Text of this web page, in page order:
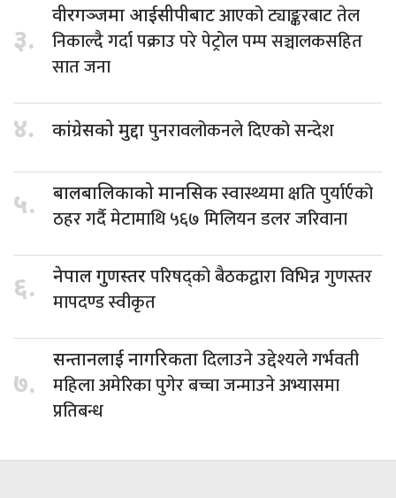
३.
वीरगञ्जमा आईसीपीबाटआएको ट्याङ्करबाट तेल
निकाल्दै गर्दा पक्राउ परे पेट्रोल पम्प सञ्चालकसहित
सात जना
४. कांग्रेसको मुद्दापुनरावलोकनले दिएको सन्देश
५. बालबालिकाको मानसिकस्वास्थ्यमा क्षति पुर्यार्एको
ठहर गर्दै मेटामाथि ५६७ मिलियन डलर जरिवाना
६. नेपाल गुणस्तरपरिषद्को बैठकद्वारा विभिन्न गुणस्तर
मापदण्ड स्वीकृत
७.
सन्तानलाई नागरिकतादिलाउने उद्देश्यले गर्भवती
महिला अमेरिका पुगेर बच्चा जन्माउने अभ्यासमा
प्रतिबन्ध